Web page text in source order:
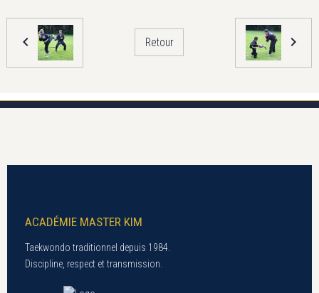
Retour
ACADÉMIE MASTER KIM
Taekwondo traditionnel depuis 1984.
Discipline, respect et transmission.